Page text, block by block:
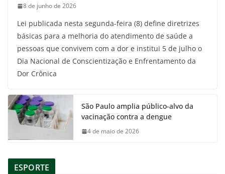
8 de junho de 2026
Lei publicada nesta segunda-feira (8) define diretrizes
básicas para a melhoria do atendimento de saúde a
pessoas que convivem com a dor e institui 5 de julho o
Dia Nacional de Conscientização e Enfrentamento da
Dor Crônica
São Paulo amplia público-alvo da
vacinação contra a dengue
4 de maio de 2026
ESPORTE